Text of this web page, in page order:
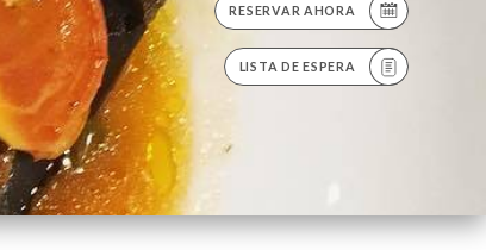
RESERVAR AHORA
LISTA DE ESPERA